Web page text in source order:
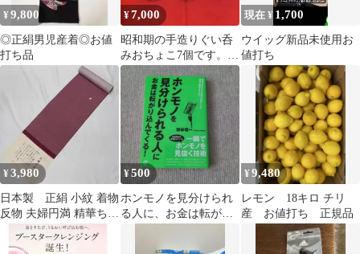
¥9,800
◎正絹男児産着◎お値
打ち品
¥7,000
昭和期の手造りぐい呑
みおちょこ7個です。金
手書きデザインがお値
打ち感、素敵。
現在 ¥ 1,700
ウイッグ新品未使用お
値打ち
¥3,980
日本製 正絹 小紋 着物
反物 夫婦円満 精華ちり
めん 1039 お値打ち
¥500
ホンモノを見分けられ
る人に、お金は転がり
¥9,480
レモン 18キロ チリ
産 お値打ち 正規品